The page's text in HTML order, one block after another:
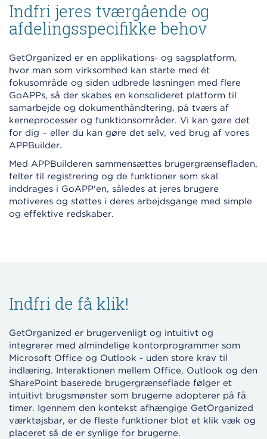
Indfri jeres tværgående og
afdelingsspecifikke behov
GetOrganized er en applikations- og sagsplatform,
hvor man som virksomhed kan starte med ét
fokusområde og siden udbrede løsningen med flere
GoAPPs, så der skabes en konsolideret platform til
samarbejde og dokumenthåndtering, på tværs af
kerneprocesser og funktionsområder. Vi kan gøre det
for dig – eller du kan gøre det selv, ved brug af vores
APPBuilder.
Med APPBuilderen sammensættes brugergrænsefladen,
felter til registrering og de funktioner som skal
inddrages i GoAPP'en, således at jeres brugere
motiveres og støttes i deres arbejdsgange med simple
og effektive redskaber.
Indfri de få klik!
GetOrganized er brugervenligt og intuitivt og
integrerer med almindelige kontorprogrammer som
Microsoft Office og Outlook - uden store krav til
indlæring. Interaktionen mellem Office, Outlook og den
SharePoint baserede brugergrænseflade følger et
intuitivt brugsmønster som brugerne adopterer på få
timer. Igennem den kontekst afhængige GetOrganized
værktøjsbar, er de fleste funktioner blot et klik væk og
placeret så de er synlige for brugerne.